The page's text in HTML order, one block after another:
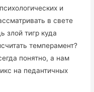
и
в свете
злой тигр куда
темперамент?
понятно, а нам
на педантичных